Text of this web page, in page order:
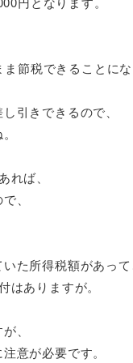
節税できることにな
引きできるので、
れば、
、
た所得税額があって
はありますが。
、
意が必要です。